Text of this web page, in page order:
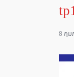
8 กุม